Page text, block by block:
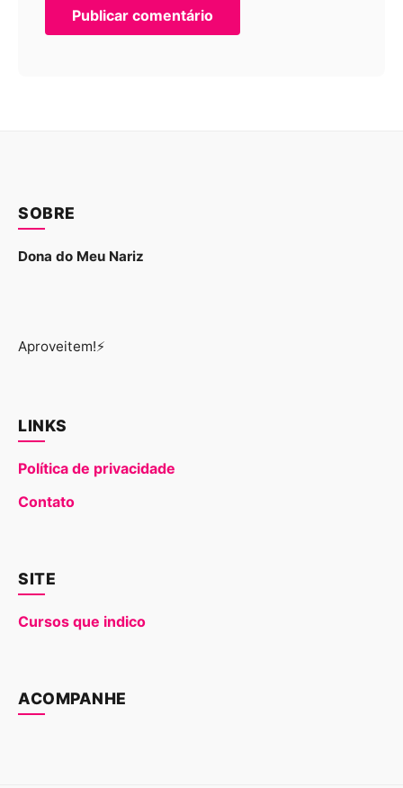
SOBRE
Dona do Meu Nariz
Aproveitem!⚡
LINKS
Política de privacidade
Contato
SITE
Cursos que indico
ACOMPANHE